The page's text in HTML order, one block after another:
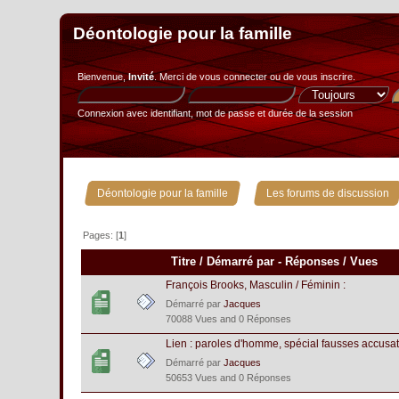
Déontologie pour la famille
Bienvenue,Invité. Merci devous connecterou devous inscrire.
Connexion avec identifiant, mot de passe et durée de la session
Déontologie pour la famille » Les forums de discussion
Pages: [1]
Titre / Démarré par - Réponses /Vues
François Brooks, Masculin / Féminin :
Démarré parJacques
70088 Vues and 0 Réponses
Lien : paroles d'homme, spécial fausses
Démarré parJacques
50653 Vues and 0 Réponses